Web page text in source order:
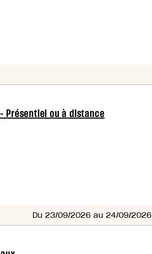
Présentiel ou à distance
Du 23/09/2026 au 24/09/2026